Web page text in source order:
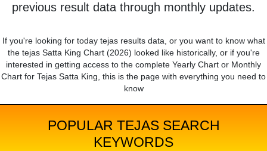
previous result data through monthly updates.
If you're looking for today tejas results data, or you want to know what
the tejas Satta King Chart (2026) looked like historically, or if you're
interested in getting access to the complete Yearly Chart or Monthly
Chart for Tejas Satta King, this is the page with everything you need to
know
POPULAR TEJAS SEARCH
KEYWORDS